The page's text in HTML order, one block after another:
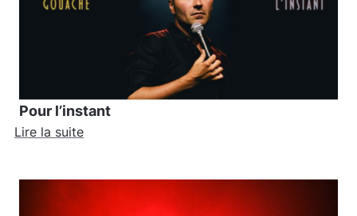
Pour l’instant
Lire la suite